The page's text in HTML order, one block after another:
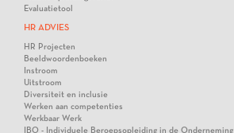
Evaluatietool
HR ADVIES
HR Projecten
Beeldwoordenboeken
Instroom
Uitstroom
Diversiteit en inclusie
Werken aan competenties
Werkbaar Werk
IBO - Individuele Beroepsopleiding in de Onderneming